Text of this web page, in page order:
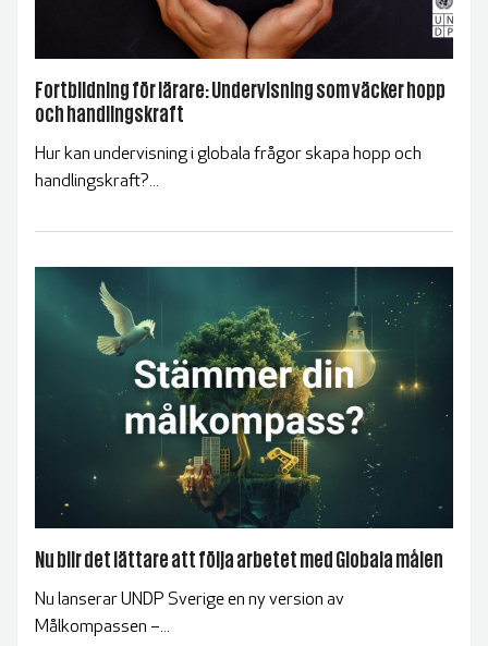
Fortbildning för lärare: Undervisning som väcker hopp
och handlingskraft
Hur kan undervisning i globala frågor skapa hopp och
handlingskraft?...
Nu blir det lättare att följa arbetet med Globala målen
Nu lanserar UNDP Sverige en ny version av
Målkompassen –...